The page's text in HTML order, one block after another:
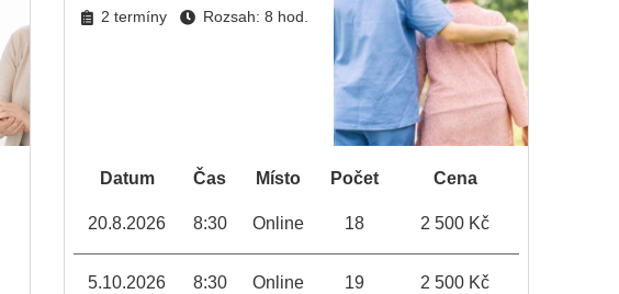
2 termíny Rozsah: 8 hod.
Datum Čas Místo Počet Cena
20.8.2026 8:30 Online 18 2 500 Kč
5.10.2026 8:30 Online 19 2 500 Kč